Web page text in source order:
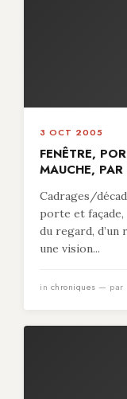
3 OCT 2005
FENÊTRE,
MAUCHE,
Cadrages/
porte et
du regard,
une vision...
in chroniques — par